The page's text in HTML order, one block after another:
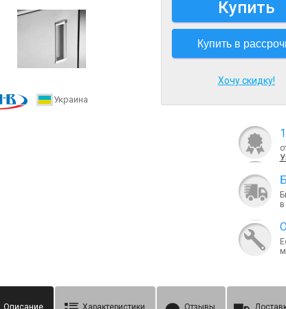
Украина
Купить
Купить в
Хочу скидку!
Описание Характеристики Отзывы